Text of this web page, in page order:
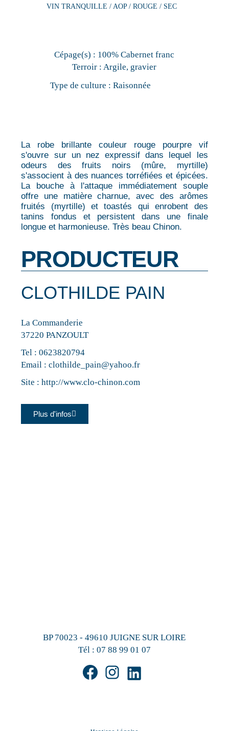
VIN TRANQUILLE / AOP / ROUGE / SEC
Cépage(s) : 100% Cabernet franc
Terroir : Argile, gravier
Type de culture : Raisonnée
La robe brillante couleur rouge pourpre vif
s'ouvre sur un nez expressif dans lequel les
odeurs des fruits noirs (mûre, myrtille)
s'associent à des nuances torréfiées et épicées.
La bouche à l'attaque immédiatement souple
offre une matière charnue, avec des arômes
fruités (myrtille) et toastés qui enrobent des
tanins fondus et persistent dans une finale
longue et harmonieuse. Très beau Chinon.
PRODUCTEUR
CLOTHILDE PAIN
La Commanderie
37220 PANZOULT
Tel :0623820794
Email :clothilde_pain@yahoo.fr
Site :http://www.clo-chinon.com
Plus d'infos
BP 70023 - 49610 JUIGNE SUR LOIRE
Tél : 07 88 99 01 07